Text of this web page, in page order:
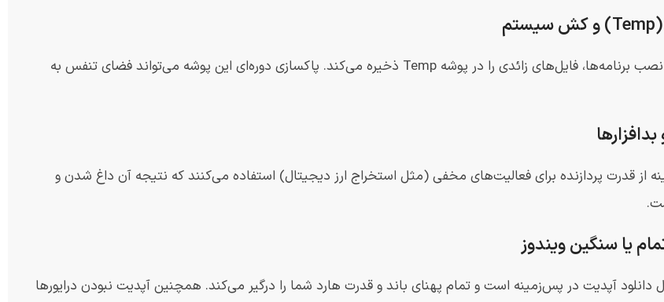
هر فعالیتی در اینترنت یا نصب برنامه‌ها، فایل‌های زائدی را در پوشه Temp ذخیره می‌کند. پاکسازی دوره‌ای این پوشه می‌تواند فضای تنفس به
از قدرت پردازنده برای فعالیت‌های مخفی (مثل استخراج ارز دیجیتال) استفاده می‌کنند که نتیجه آن داغ شدن و
دانلود آپدیت در پس‌زمینه است و تمام پهنای باند و قدرت هارد شما را درگیر می‌کند. همچنین آپدیت نبودن درایورها